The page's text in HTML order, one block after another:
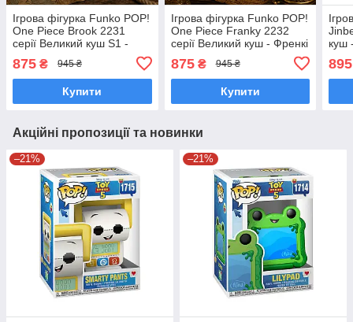
Ігрова фігурка Funko POP!
One Piece Brook 2231
серії Великий куш S1 -
875 ₴ 945 ₴
Купити
Ігрова фігурка Funko POP!
One Piece Franky 2232
серії Великий куш - Френкі
875₴ 945 ₴
Купити
куш
895
Акційні пропозиції та новинки
–21% –21%